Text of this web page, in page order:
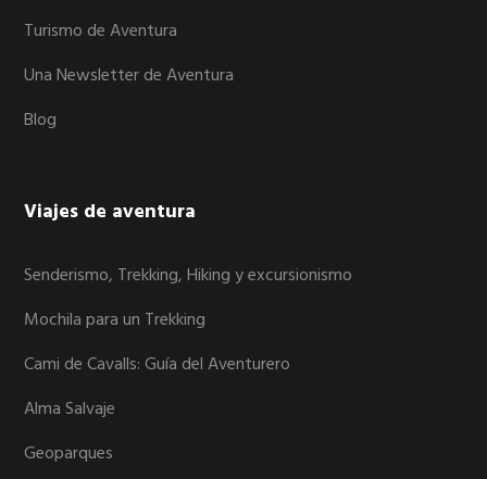
Turismo de Aventura
Una Newsletter de Aventura
Blog
Viajes de aventura
Senderismo, Trekking, Hiking y excursionismo
Mochila para un Trekking
Cami de Cavalls: Guía del Aventurero
Alma Salvaje
Geoparques